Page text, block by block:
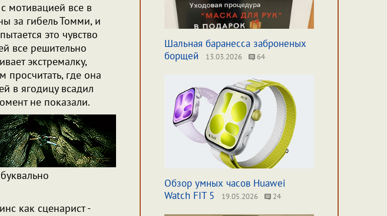
мотивацией все в
за гибель Томми, и
это чувство
все решительно
экстремалку,
просчитать, где она
в ягодицу всадил
не показали.
как сценарист -
Шальная баранесса заброненых
борщей
13.03.2026 64
Обзор умных часов Huawei
Watch FIT 5
19.05.2026 24